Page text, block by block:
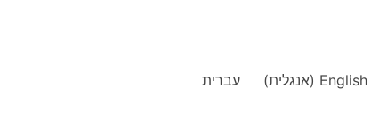
English
(אנגלית) עברית